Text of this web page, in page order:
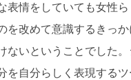
表情をしていても女性
を改めて意識するきっ
ないということでした
を自分らしく表現する